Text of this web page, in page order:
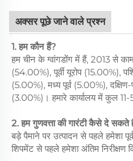
अक्सर पूछे जाने वाले प्रश्न
1. हम कौन हैं?
हम चीन के ग्वांगडोंग में हैं, 2013 से
(54.00%), पूर्वी यूरोप (15.00%),
(5.00%), मध्य पूर्व (5.00%), दक्षिण-
(3.00%)। हमारे कार्यालय में कुल
2. हम गुणवत्ता की गारंटी कैसे दे सकते
बड़े पैमाने पर उत्पादन से पहले हमेशा
शिपमेंट से पहले हमेशा अंतिम निरीक्षण